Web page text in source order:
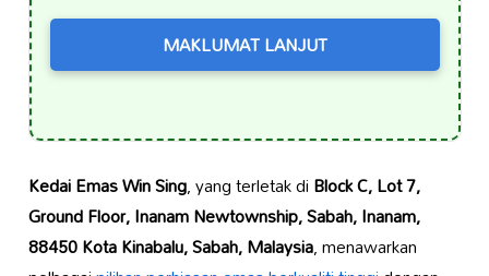
MAKLUMAT LANJUT
Kedai Emas Win Sing, yang terletak diBlock C, Lot 7,
Ground Floor, Inanam Newtownship, Sabah, Inanam,
88450 Kota Kinabalu, Sabah, Malaysia, menawarkan